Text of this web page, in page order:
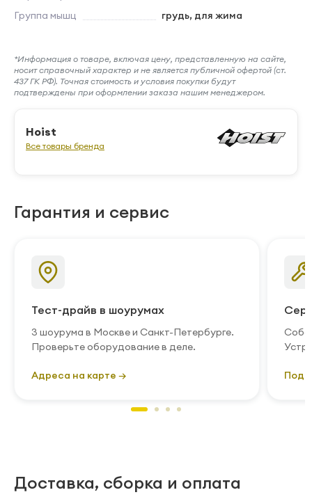
Группа мышц
грудь, для жима
*Информация о товаре, включая цену, представленную на сайте,
носит справочный характер и не является публичной офертой (ст.
437 ГК РФ). Точная стоимость и условия покупки будут
подтверждены при оформлении заказа нашим менеджером.
Hoist
Все товары бренда
Гарантия и сервис
Тест-драйв в шоурумах
3 шоурума в Москве и Санкт-Петербурге.
Проверьте оборудование в деле.
Адреса на карте →
Доставка, сборка и оплата